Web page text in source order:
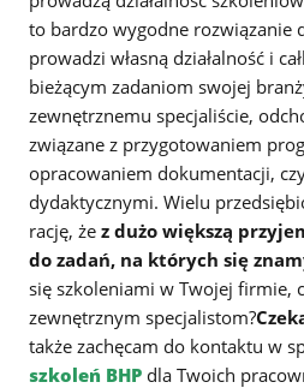
to bardzo wygodne rozwiązanie
prowadzi własną działalność i
bieżącym zadaniom swojej
zewnętrznemu specjaliście,
związane z przygotowaniem
opracowaniem dokumentacji,
dydaktycznymi. Wielu
rację, że z dużo większą
do zadań, na których się
się szkoleniami w Twojej firmie,
zewnętrznym specjalistom?
także zachęcam do kontaktu w
szkoleń BHP dla Twoich